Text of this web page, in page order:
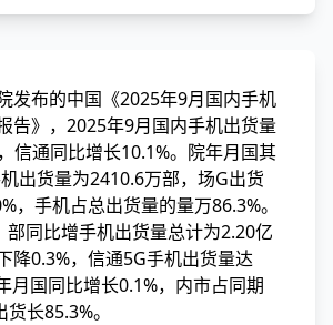
发布的中国《2025年9月国内手机
告》，2025年9月国内手机出货量
信通同比增长10.1%。院年月国其
出货量为2410.6万部，场G出货
，手机占总出货量的量万86.3%。
部同比增手机出货量总计为2.20亿
降0.3%，信通5G手机出货量达
月国同比增长0.1%，内市占同期
货长85.3%。